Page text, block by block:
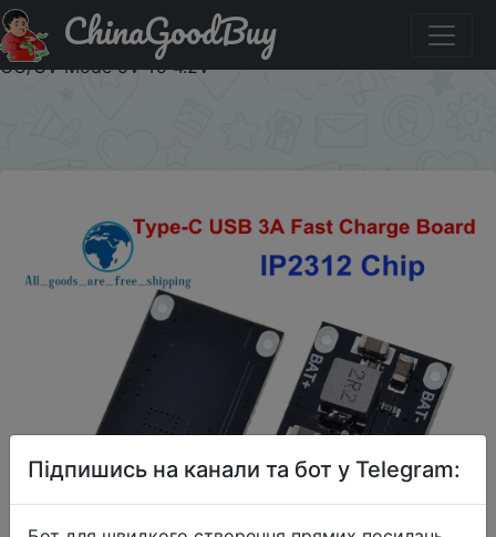
Акція на TZT Type-C USB Input High Current 3A Polymer
Ternary Lithium Battery Quick Fast Charging Board IP2312
CC/CV Mode 5V To 4.2V
ChinaGoodBuy
Підпишись на канали та бот у Telegram: